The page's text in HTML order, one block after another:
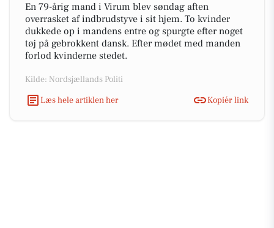
En 79-årig mand i Virum blev søndag aften
overrasket af indbrudstyve i sit hjem. To kvinder
dukkede op i mandens entre og spurgte efter noget
tøj på gebrokkent dansk. Efter mødet med manden
forlod kvinderne stedet.
Kilde: Nordsjællands Politi
Læs hele artiklen her
Kopiér link